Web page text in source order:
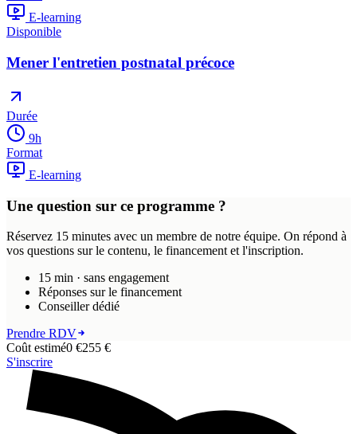
E-learning
Disponible
Mener l'entretien postnatal précoce
Durée
9h
Format
E-learning
Une question sur ce programme ?
Réservez 15 minutes avec un membre de notre équipe. On répond à
vos questions sur le contenu, le financement et l'inscription.
15 min · sans engagement
Réponses sur le financement
Conseiller dédié
Prendre RDV
Coût estimé0 €255 €
S'inscrire